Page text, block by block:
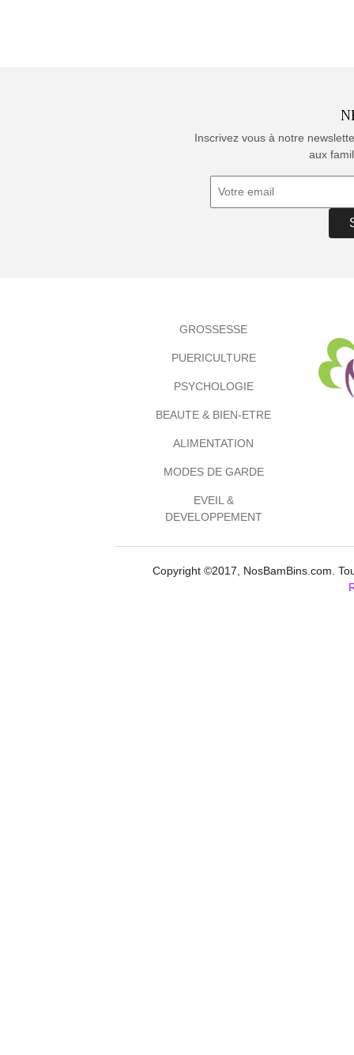
Inscrivez vous à notre
aux
GROSSESSE
PUERICULTURE
PSYCHOLOGIE
BEAUTE & BIEN-ETRE
ALIMENTATION
MODES DE GARDE
EVEIL &
DEVELOPPEMENT
Copyright ©2017, NosBamBins.com.